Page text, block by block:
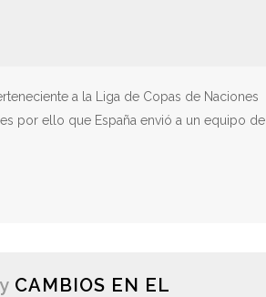
a la Liga de Copas de Naciones
por ello que España envió a un equipo de
CAMBIOS EN EL